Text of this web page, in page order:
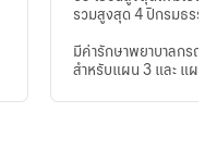
รวมสูงสุด 4 ปีกรมธร
มีค่ารักษาพยาบาลกร
สำหรับแผน 3 และ แผ